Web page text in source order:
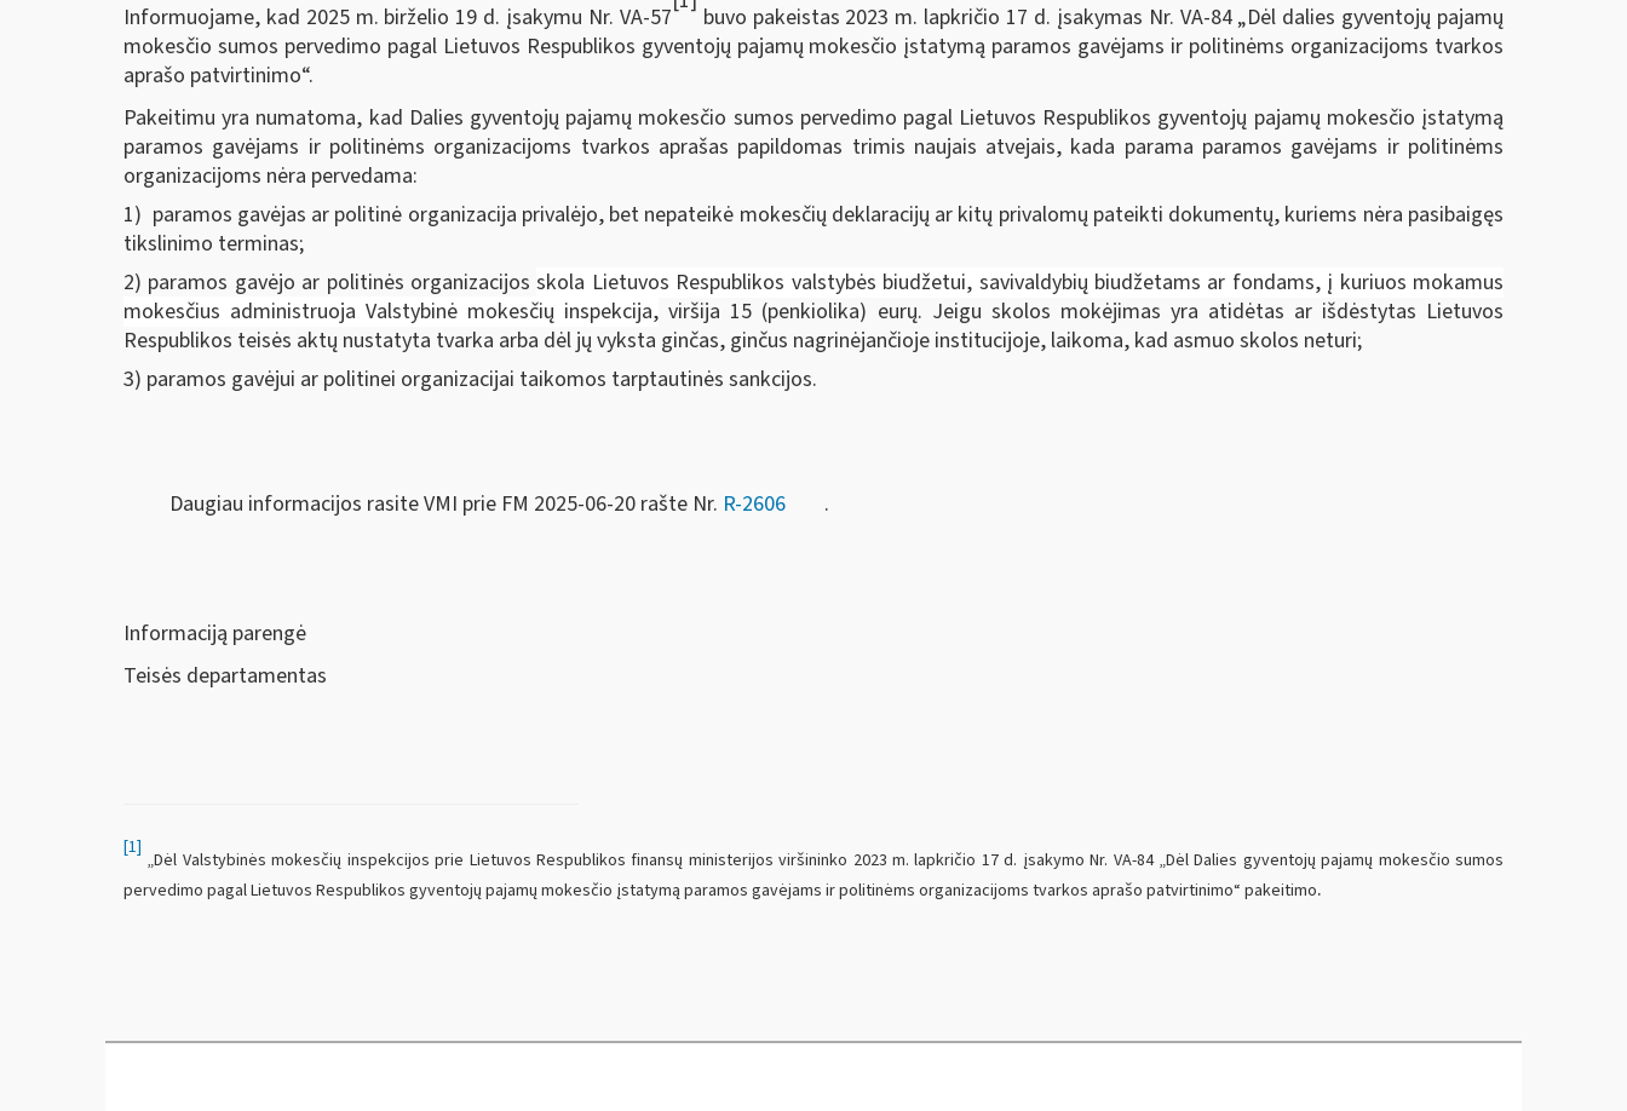
Informuojame, kad 2025 m. birželio 19 d. įsakymu Nr. VA-57
buvo pakeistas 2023 m. lapkričio 17 d. įsakymas Nr. VA-84 „Dėl dalies gyventojų pajamų
mokesčio sumos pervedimo pagal Lietuvos Respublikos gyventojų pajamų mokesčio įstatymą paramos gavėjams ir politinėms organizacijoms tvarkos
aprašo patvirtinimo“.
Pakeitimu yra numatoma, kad Dalies gyventojų pajamų mokesčio sumos pervedimo pagal Lietuvos Respublikos gyventojų pajamų mokesčio įstatymą
paramos gavėjams ir politinėms organizacijoms tvarkos aprašas papildomas trimis naujais atvejais, kada parama paramos gavėjams ir politinėms
organizacijoms nėra pervedama:
1) paramos gavėjas ar politinė organizacija privalėjo, bet nepateikė mokesčių deklaracijų ar kitų privalomų pateikti dokumentų, kuriems nėra pasibaigęs
tikslinimo terminas;
2) paramos gavėjo ar politinės organizacijosskola Lietuvos Respublikos valstybės biudžetui, savivaldybių biudžetams ar fondams, į kuriuos mokamus
mokesčius administruoja Valstybinė mokesčių inspekcija, viršija 15 (penkiolika) eurų. Jeigu skolos mokėjimas yra atidėtas ar išdėstytas Lietuvos
Respublikos teisės aktų nustatyta tvarka arba dėl jų vyksta ginčas, ginčus nagrinėjančioje institucijoje, laikoma, kad asmuo skolos neturi;
3) paramos gavėjui ar politinei organizacijai taikomos tarptautinės sankcijos.
Daugiau informacijos rasite VMI prie FM 2025-06-20 rašte Nr. R-2606 .
Informaciją parengė
Teisės departamentas
[1]
„Dėl Valstybinės mokesčių inspekcijos prie Lietuvos Respublikos finansų ministerijos viršininko 2023 m. lapkričio 17 d. įsakymo Nr. VA-84 „Dėl Dalies gyventojų pajamų mokesčio sumos
pervedimo pagal Lietuvos Respublikos gyventojų pajamų mokesčio įstatymą paramos gavėjams ir politinėms organizacijoms tvarkos aprašo patvirtinimo“ pakeitimo.